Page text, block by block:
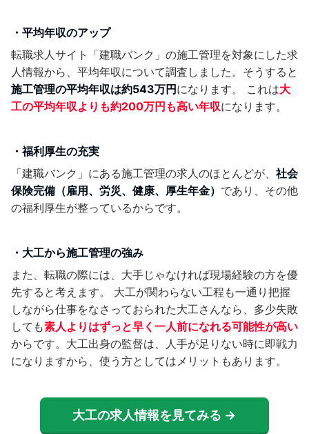
・平均年収のアップ
転職求人サイト「建職バンク」の施工管理を対象にした求
人情報から、平均年収について調査しました。そうすると
施工管理の平均年収は約543万円 になります。 これは大
工の平均年収よりも約200万円も高い年収になります。
・福利厚生の充実
「建職バンク」にある施工管理の求人のほとんどが、 社会
保険完備（雇用、労災、健康、厚生年金） であり、その他
の福利厚生が整っているからです。
・大工から施工管理の強み
また、転職の際には、大手じゃなければ現場経験の方を優
先すると考えます。 大工が関わらない工程も一通り把握
しながら仕事をなさっておられた大工さんなら、多少失敗
しても素人よりはずっと早く一人前になれる可能性が高い
からです。大工出身の監督は、人手が足りない時に即戦力
になりますから、使う方としてはメリットもあります。
大工の求人情報を見てみる →